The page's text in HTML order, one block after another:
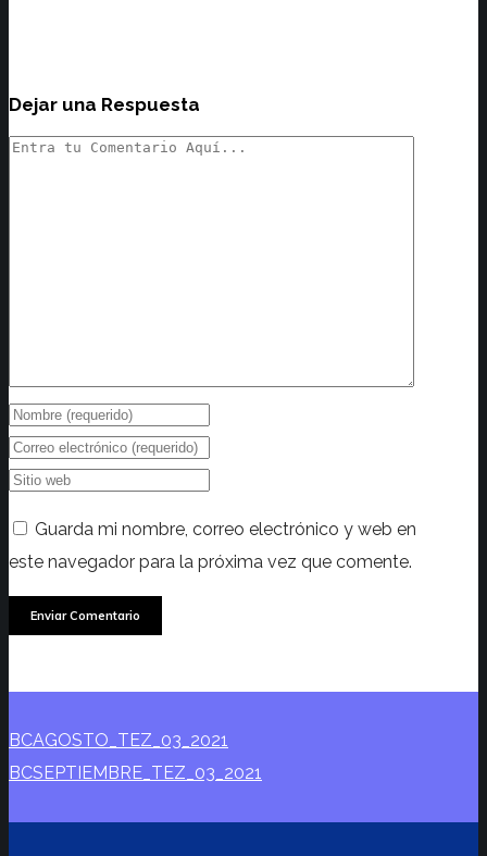
Dejar una Respuesta
Guarda mi nombre, correo electrónico y web en
este navegador para la próxima vez que comente.
BCAGOSTO_TEZ_03_2021
BCSEPTIEMBRE_TEZ_03_2021